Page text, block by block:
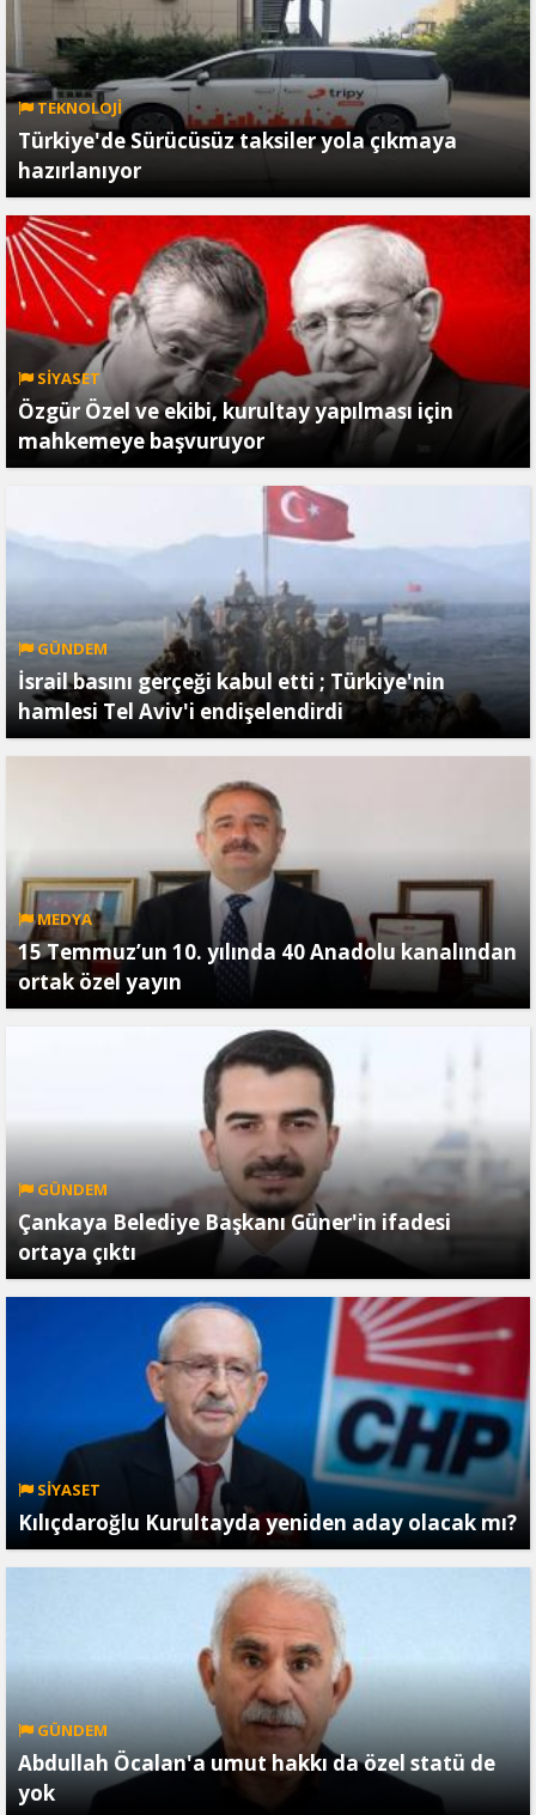
TEKNOLOJİ
Türkiye'de Sürücüsüz taksiler yola çıkmaya
hazırlanıyor
SİYASET
Özgür Özel ve ekibi, kurultay yapılması için
mahkemeye başvuruyor
GÜNDEM
İsrail basını gerçeği kabul etti ; Türkiye'nin
hamlesi Tel Aviv'i endişelendirdi
MEDYA
15 Temmuz’un 10. yılında 40 Anadolu kanalından
ortak özel yayın
GÜNDEM
Çankaya Belediye Başkanı Güner'in ifadesi
ortaya çıktı
SİYASET
Kılıçdaroğlu Kurultayda yeniden aday olacak mı?
GÜNDEM
Abdullah Öcalan'a umut hakkı da özel statü de
yok